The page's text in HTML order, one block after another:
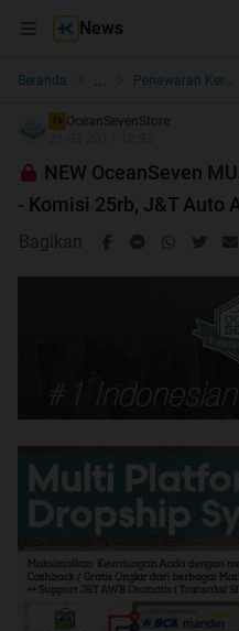
News
Beranda ... Penawaran Kerjasama, BO, Distribusi, Reseller, & Agen
TS
OceanSevenStore
NEW OceanSeven
- Komisi 25rb, J&T Auto
Bagikan